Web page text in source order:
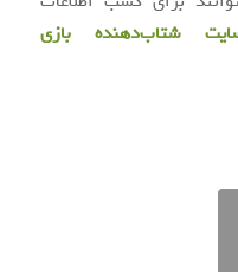
شتاب‌دهنده بازی